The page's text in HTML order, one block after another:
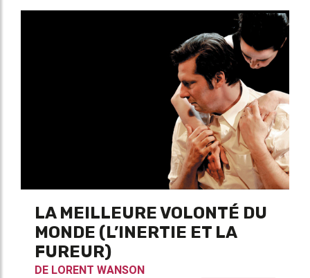
LA MEILLEURE VOLONTÉ DU
MONDE (L’INERTIE ET LA
FUREUR)
DE LORENT WANSON